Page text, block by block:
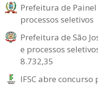
Prefeitura de Painel
processos seletivos
Prefeitura de São
e processos
8.732,35
IFSC abre